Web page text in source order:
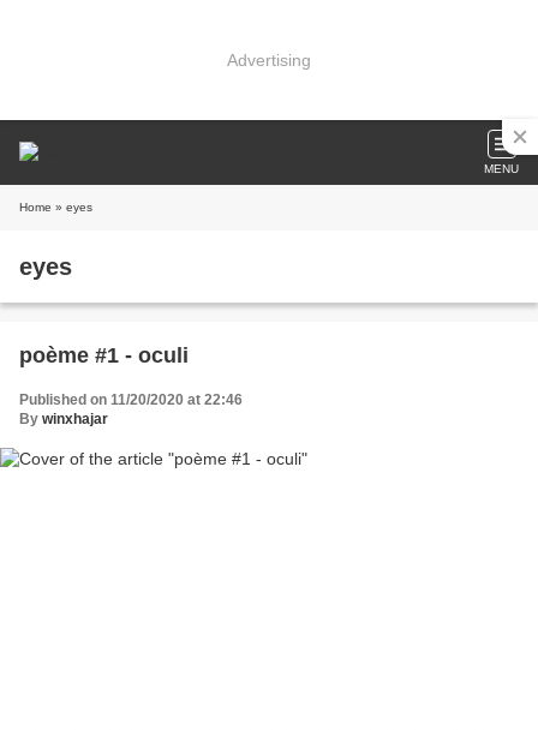
Advertising
MENU
Home » eyes
eyes
poème #1 - oculi
Published on 11/20/2020 at 22:46
By winxhajar